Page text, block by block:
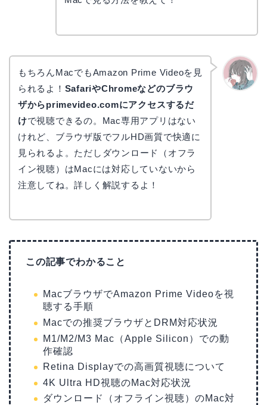
もちろんMacでもAmazon Prime Videoを見
られるよ！ SafariやChromeなどのブラウ
ザからprimevideo.comにアクセスするだ
けで視聴できるの。Mac専用アプリはない
けれど、ブラウザ版でフルHD画質で快適に
見られるよ。ただしダウンロード（オフラ
イン視聴）はMacには対応していないから
注意してね。詳しく解説するよ！
この記事でわかること
MacブラウザでAmazon Prime Videoを視
聴する手順
Macでの推奨ブラウザとDRM対応状況
M1/M2/M3 Mac（Apple Silicon）での動
作確認
Retina Displayでの高画質視聴について
4K Ultra HD視聴のMac対応状況
ダウンロード（オフライン視聴）のMac対